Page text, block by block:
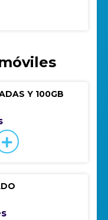
Y 100GB